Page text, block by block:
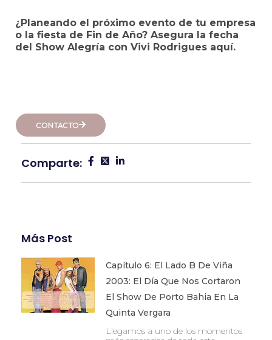
¿Planeando el próximo evento de tu empresa
o la fiesta de Fin de Año? Asegura la fecha
del Show Alegría con Vivi Rodrigues aquí.
CONTACTO
Comparte:
Más Post
Capítulo 6: El Lado B De Viña
2003: El Día Que Nos Cortaron
El Show De Porto Bahia En La
Quinta Vergara
Llegamos a uno de los momentos